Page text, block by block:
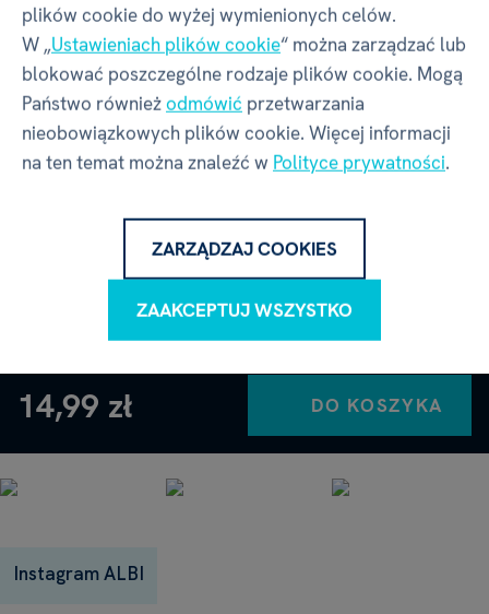
Pytania
Czy masz pytanie dotyczące produktu
„Pocket puzzle - Snakes 2/5“?
NAPISZ PYTANIE
14,99 zł DO KOSZYKA
Instagram ALBI
plików cookie do wyżej wymienionych celów.
W „Ustawieniach plików cookie“ można zarządzać lub
blokować poszczególne rodzaje plików cookie. Mogą
Państwo równieżodmówić przetwarzania
nieobowiązkowych plików cookie. Więcej informacji
na ten temat można znaleźć w Polityce prywatności.
ZARZĄDZAJ COOKIES
ZAAKCEPTUJ WSZYSTKO